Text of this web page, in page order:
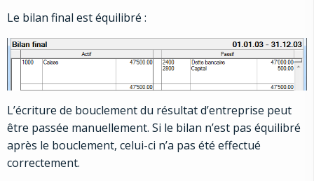
Le bilan final est équilibré :
L’écriture de bouclement du résultat d’entreprise peut
être passée manuellement. Si le bilan n’est pas équilibré
après le bouclement, celui-ci n’a pas été effectué
correctement.